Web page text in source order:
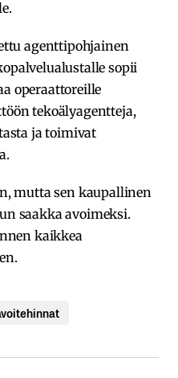
agenttipohjainen
sopii
operaattoreille
tekoälyagentteja,
ja toimivat
mutta sen kaupallinen
saakka avoimeksi.
kaikkea